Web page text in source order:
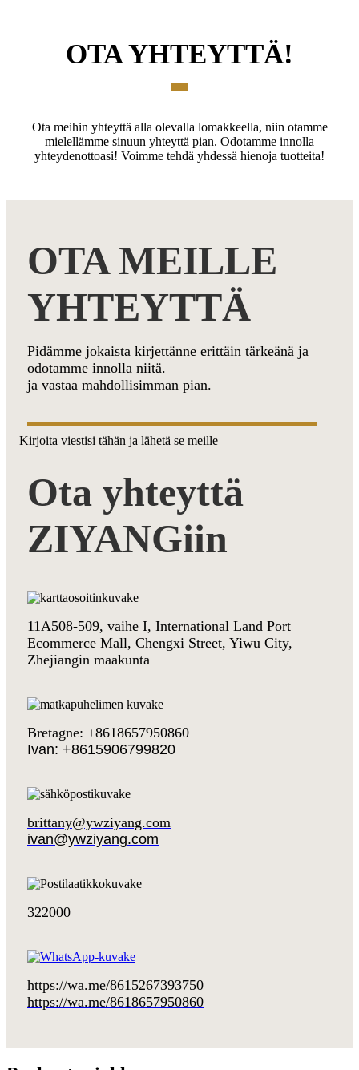
OTA YHTEYTTÄ!
Ota meihin yhteyttä alla olevalla lomakkeella, niin otamme
mielellämme sinuun yhteyttä pian. Odotamme innolla
yhteydenottoasi! Voimme tehdä yhdessä hienoja tuotteita!
OTA MEILLE
YHTEYTTÄ
Pidämme jokaista kirjettänne erittäin tärkeänä ja
odotamme innolla niitä.
ja vastaa mahdollisimman pian.
Kirjoita viestisi tähän ja lähetä se meille
Ota yhteyttä
ZIYANGiin
11A508-509, vaihe I, International Land Port
Ecommerce Mall, Chengxi Street, Yiwu City,
Zhejiangin maakunta
Bretagne: +8618657950860
Ivan: +8615906799820
brittany@ywziyang.com
ivan@ywziyang.com
322000
https://wa.me/8615267393750
https://wa.me/8618657950860